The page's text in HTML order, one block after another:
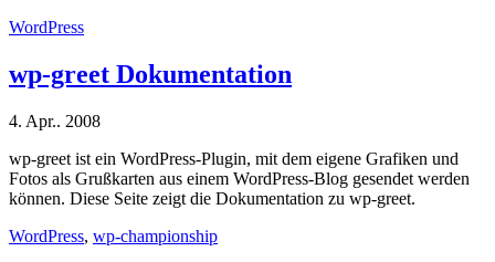
WordPress
wp-greet Dokumentation
4. Apr.. 2008
wp-greet ist ein WordPress-Plugin, mit dem eigene Grafiken und
Fotos als Grußkarten aus einem WordPress-Blog gesendet werden
können. Diese Seite zeigt die Dokumentation zu wp-greet.
WordPress, wp-championship